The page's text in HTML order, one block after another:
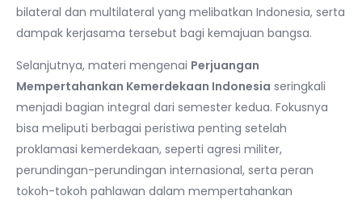
bilateral dan multilateral yang melibatkan Indonesia, serta
dampak kerjasama tersebut bagi kemajuan bangsa.
Selanjutnya, materi mengenai Perjuangan
Mempertahankan Kemerdekaan Indonesia seringkali
menjadi bagian integral dari semester kedua. Fokusnya
bisa meliputi berbagai peristiwa penting setelah
proklamasi kemerdekaan, seperti agresi militer,
perundingan-perundingan internasional, serta peran
tokoh-tokoh pahlawan dalam mempertahankan